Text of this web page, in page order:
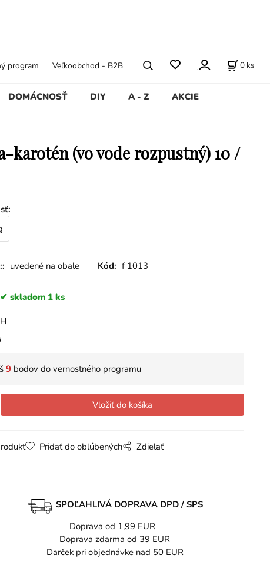
DOMÁCNOSŤ DIY A - Z AKCIE
program Veľkoobchod - B2B 0 ks
karotén (vo vode rozpustný) 10 /
:
uvedené na obale Kód: f 1013
skladom 1 ks
9bodov do vernostného programu
Pridať do obľúbených Zdielať
SPOĽAHLIVÁ DOPRAVA DPD / SPS
Doprava od 1,99 EUR
Doprava zdarma od 39 EUR
Darček pri objednávke nad 50 EUR